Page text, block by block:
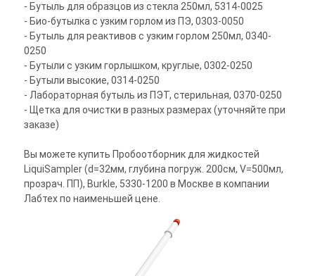
- Бутыль для образцов из стекла 250мл, 5314-0025
- Био-бутылка с узким горлом из ПЭ, 0303-0050
- Бутыль для реактивов с узким горлом 250мл, 0340-
0250
- Бутыли с узким горлышком, круглые, 0302-0250
- Бутыли высокие, 0314-0250
- Лабораторная бутыль из ПЭТ, стерильная, 0370-0250
- Щетка для очистки в разных размерах (уточняйте при
заказе)
Вы можете купить Пробоотборник для жидкостей
LiquiSampler (d=32мм, глубина погруж. 200cм, V=500мл,
прозрач. ПП), Burkle, 5330-1200 в Москве в компании
Лабтех по наименьшей цене.